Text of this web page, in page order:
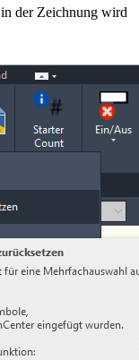
in der Zeichnung wird